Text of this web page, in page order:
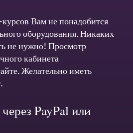
Вам не понадобится
оборудования. Никаких
не нужно! Просмотр
кабинета
Желательно иметь
PayPal или